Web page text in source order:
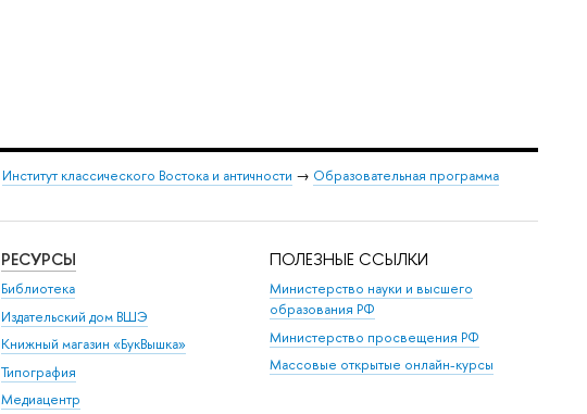
Институт классического Востока и античности → Образовательная программа
РЕСУРСЫ
Библиотека
Издательский дом ВШЭ
Книжный магазин «БукВышка»
Типография
Медиацентр
ПОЛЕЗНЫЕ ССЫЛКИ
Министерство науки и высшего
образования РФ
Министерство просвещения РФ
Массовые открытые онлайн-курсы